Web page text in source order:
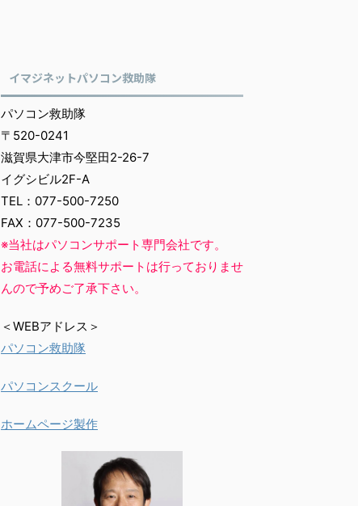
イマジネットパソコン救助隊
パソコン救助隊
〒520-0241
滋賀県大津市今堅田2-26-7
イグシビル2F-A
TEL：077-500-7250
FAX：077-500-7235
※当社はパソコンサポート専門会社です。
お電話による無料サポートは行っておりませ
んので予めご了承下さい。
＜WEBアドレス＞
パソコン救助隊
パソコンスクール
ホームページ製作